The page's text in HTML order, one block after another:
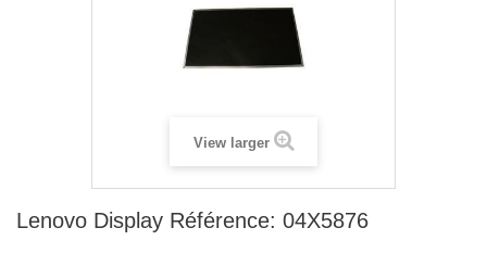
View larger
Lenovo Display Référence: 04X5876